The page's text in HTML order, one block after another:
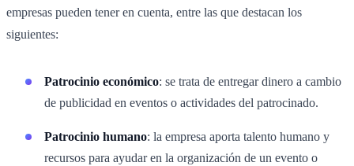
empresas pueden tener en cuenta, entre las que destacan los
siguientes:
Patrocinio económico: se trata de entregar dinero a cambio
de publicidad en eventos o actividades del patrocinado.
Patrocinio humano: la empresa aporta talento humano y
recursos para ayudar en la organización de un evento o